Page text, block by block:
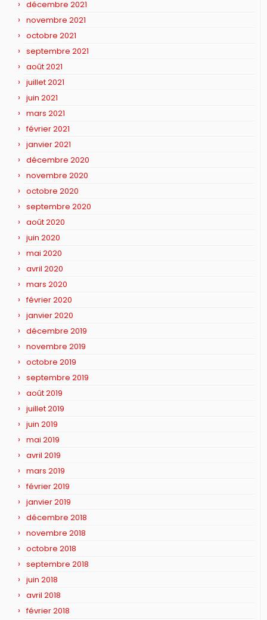
décembre 2021
novembre 2021
octobre 2021
septembre 2021
août 2021
juillet 2021
juin 2021
mars 2021
février 2021
janvier 2021
décembre 2020
novembre 2020
octobre 2020
septembre 2020
août 2020
juin 2020
mai 2020
avril 2020
mars 2020
février 2020
janvier 2020
décembre 2019
novembre 2019
octobre 2019
septembre 2019
août 2019
juillet 2019
juin 2019
mai 2019
avril 2019
mars 2019
février 2019
janvier 2019
décembre 2018
novembre 2018
octobre 2018
septembre 2018
juin 2018
avril 2018
février 2018